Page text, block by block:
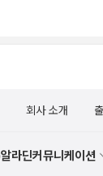
로, 오락가락하
는. 여행 에세이
죽기로 결심하다>
고,'라고. 우리는
내게는 없다.
회사 소개
라딘커뮤니케이션